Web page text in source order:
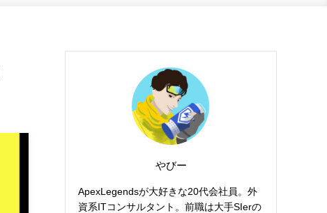
やびー
ApexLegendsが大好きな20代会社員。外
資系ITコンサルタント。前職は大手SIerの